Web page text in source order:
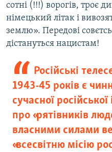
сотні (!!!) ворогів, троє
німецький літак і
землю». Передові
дістануться нацистам!
Російські
1943-45 років є
сучасної
про «рятівників
власними силами
«всесвітню місію